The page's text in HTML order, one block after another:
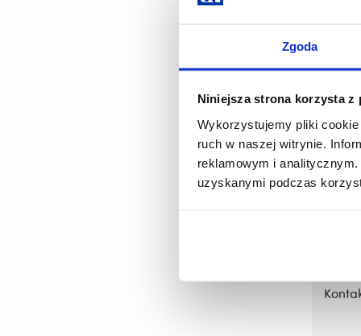
Zgoda
Niniejsza strona korzysta z
Wykorzystujemy pliki
ruch w naszej witrynie.
reklamowym i
uzyskanymi podczas
Pliki